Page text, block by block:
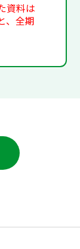
資料は
、全期